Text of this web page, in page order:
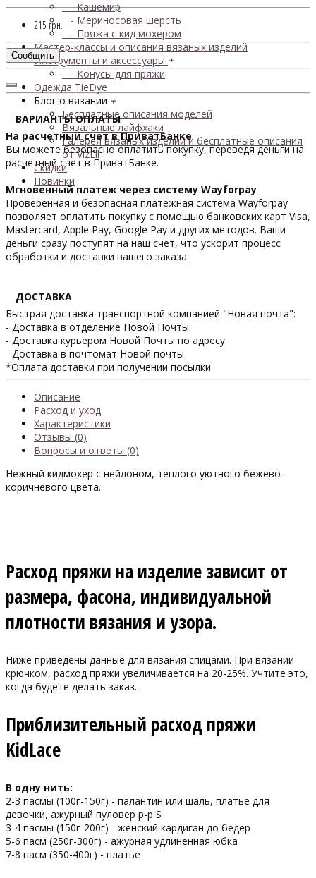
- Кашемир
- Мериносовая шерсть
- Пряжа с кид мохером
Мастер-классы и описания вязаных изделий
Инструменты и аксессуары +
- Конусы для пряжи
Одежда TieDye
Блог о вязании +
Бесплатные описания моделей
Вязальные лайфхаки
Галерея вязаных изделий и бесплатные описания
от VizEll
Скидки
Новинки
215 грн.
Сообщить
ВАРИАНТЫ ОПЛАТЫ
На расчетный счет в ПриватБанке
Вы можете безопасно оплатить покупку, переведя деньги на
расчетный счет в ПриватБанке.
Мгновенный платеж через систему Wayforpay
Проверенная и безопасная платежная система Wayforpay
позволяет оплатить покупку с помощью банковских карт Visa,
Mastercard, Apple Pay, Google Pay и других методов. Ваши
деньги сразу поступят на наш счет, что ускорит процесс
обработки и доставки вашего заказа.
ДОСТАВКА
Быстрая доставка транспортной компанией "Новая почта":
- Доставка в отделение Новой Почты.
- Доставка курьером Новой Почты по адресу
- Доставка в почтомат Новой почты
*Оплата доставки при получении посылки
Описание
Расход и уход
Характеристики
Отзывы (0)
Вопросы и ответы (0)
Нежный кидмохер с нейлоном, теплого уютного бежево-
коричневого цвета.
Расход пряжи на изделие зависит от
размера, фасона, индивидуальной
плотности вязания и узора.
Ниже приведены данные для вязания спицами. При вязании
крючком, расход пряжи увеличивается на 20-25%. Учтите это,
когда будете делать заказ.
Приблизительный расход пряжи
KidLace
В одну нить:
2-3 пасмы (100г-150г) - палантин или шаль, платье для
девочки, ажурный пуловер р-р S
3-4 пасмы (150г-200г) - женский кардиган до бедер
5-6 пасм (250г-300г) - ажурная удлиненная юбка
7-8 пасм (350-400г) - платье